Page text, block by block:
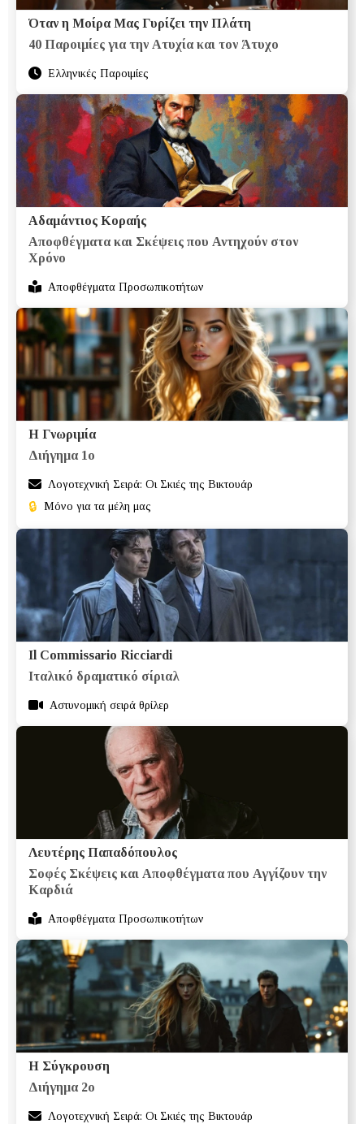
Όταν η Μοίρα Μας Γυρίζει την Πλάτη
40 Παροιμίες για την Ατυχία και τον Άτυχο
Ελληνικές Παροιμίες
Αδαμάντιος Κοραής
Αποφθέγματα και Σκέψεις που Αντηχούν στον
Χρόνο
Αποφθέγματα Προσωπικοτήτων
Η Γνωριμία
Διήγημα 1ο
Λογοτεχνική Σειρά: Οι Σκιές της Βικτουάρ
🔒 Μόνο για τα μέλη μας
Il Commissario Ricciardi
Ιταλικό δραματικό σίριαλ
Αστυνομική σειρά θρίλερ
Λευτέρης Παπαδόπουλος
Σοφές Σκέψεις και Αποφθέγματα που Αγγίζουν την
Καρδιά
Αποφθέγματα Προσωπικοτήτων
Η Σύγκρουση
Διήγημα 2ο
Λογοτεχνική Σειρά: Οι Σκιές της Βικτουάρ